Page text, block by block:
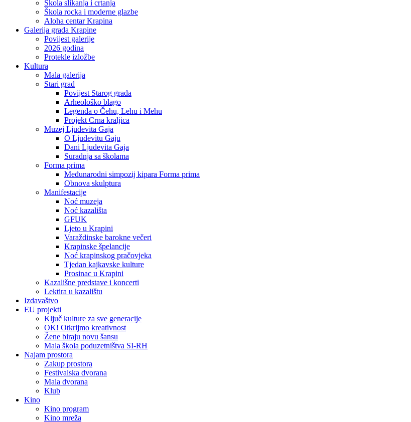
Škola slikanja i crtanja
Škola rocka i moderne glazbe
Aloha centar Krapina
Galerija grada Krapine
Povijest galerije
2026 godina
Protekle izložbe
Kultura
Mala galerija
Stari grad
Povijest Starog grada
Arheološko blago
Legenda o Čehu, Lehu i Mehu
Projekt Crna kraljica
Muzej Ljudevita Gaja
O Ljudevitu Gaju
Dani Ljudevita Gaja
Suradnja sa školama
Forma prima
Međunarodni simpozij kipara Forma prima
Obnova skulptura
Manifestacije
Noć muzeja
Noć kazališta
GFUK
Ljeto u Krapini
Varaždinske barokne večeri
Krapinske špelancije
Noć krapinskog pračovjeka
Tjedan kajkavske kulture
Prosinac u Krapini
Kazališne predstave i koncerti
Lektira u kazalištu
Izdavaštvo
EU projekti
Ključ kulture za sve generacije
OK! Otkrijmo kreativnost
Žene biraju novu šansu
Mala škola poduzetništva SI-RH
Najam prostora
Zakup prostora
Festivalska dvorana
Mala dvorana
Klub
Kino
Kino program
Kino mreža